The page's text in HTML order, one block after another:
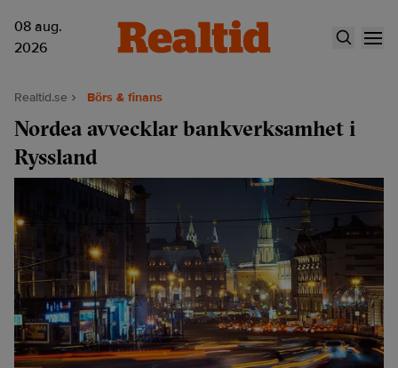
08 aug.
2026
Realtid.se Börs & finans
Nordea avvecklar bankverksamhet i
Ryssland